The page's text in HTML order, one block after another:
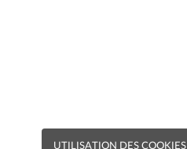
UTILISATION DES COOKIES